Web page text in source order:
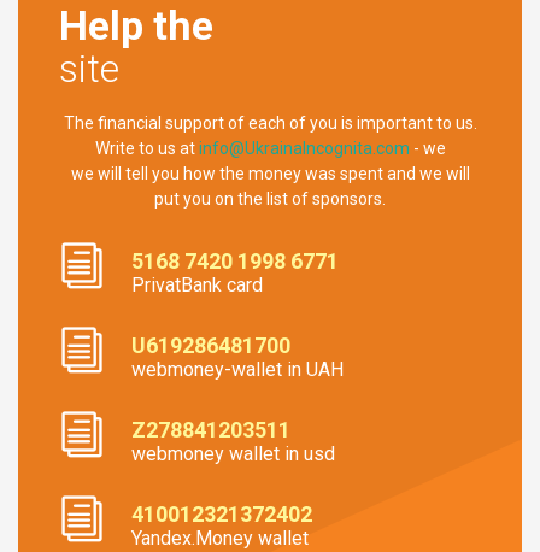
Help the
site
The financial support of each of you is important to us.
Write to us atinfo@UkrainaIncognita.com - we
we will tell you how the money was spent and we will
put you on the list of sponsors.
5168 7420 1998 6771
PrivatBank card
U619286481700
webmoney-wallet in UAH
Z278841203511
webmoney wallet in usd
410012321372402
Yandex.Money wallet